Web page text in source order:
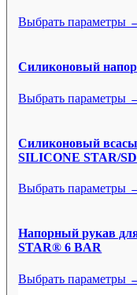
Выбрать параметры
Силиконовый
Выбрать параметры
Силиконовый
SILICONE STAR/SD
Выбрать параметры
Напорный рукав
STAR® 6 BAR
Выбрать параметры